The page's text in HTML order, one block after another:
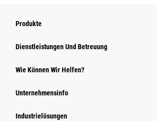
Produkte
Dienstleistungen Und Betreuung
Wie Können Wir Helfen?
Unternehmensinfo
Industrielösungen